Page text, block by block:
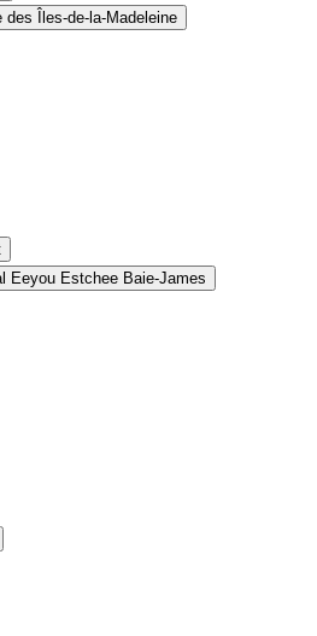
des Îles-de-la-Madeleine
Eeyou Estchee Baie-James